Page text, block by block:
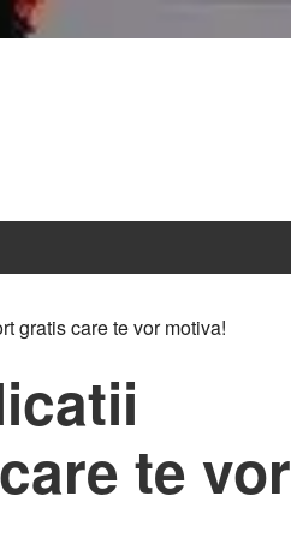
gratis care te vor motiva!
te vor